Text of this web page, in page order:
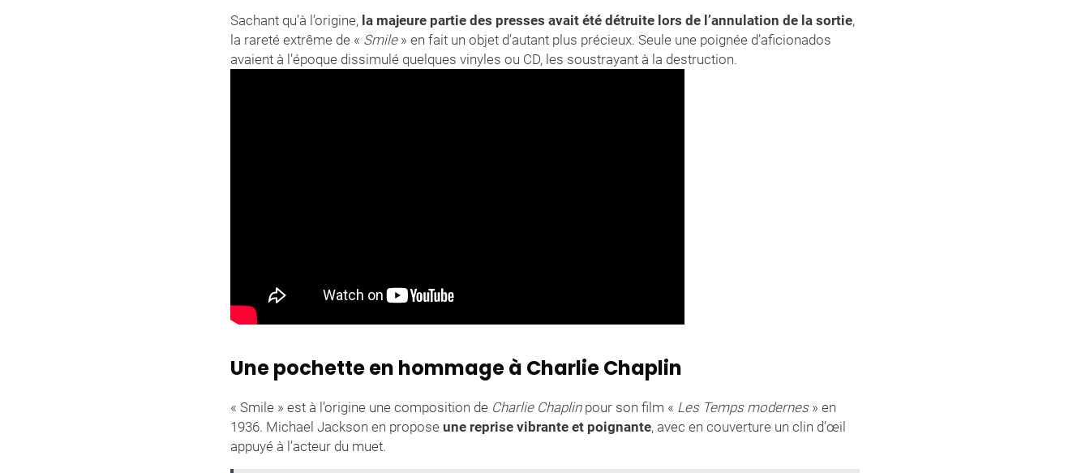
Sachant qu’à l’origine, la majeure partie des presses avait été détruite lors de l’annulation de la sortie,
la rareté extrême de « Smile» en fait un objet d’autant plus précieux. Seule une poignée d’aficionados
avaient à l’époque dissimulé quelques vinyles ou CD, les soustrayant à la destruction.
Une pochette en hommage à Charlie Chaplin
« Smile » est à l’origine une composition de Charlie Chaplinpour son film « Les Temps modernes» en
1936. Michael Jackson en propose une reprise vibrante et poignante, avec en couverture un clin d’œil
appuyé à l’acteur du muet.